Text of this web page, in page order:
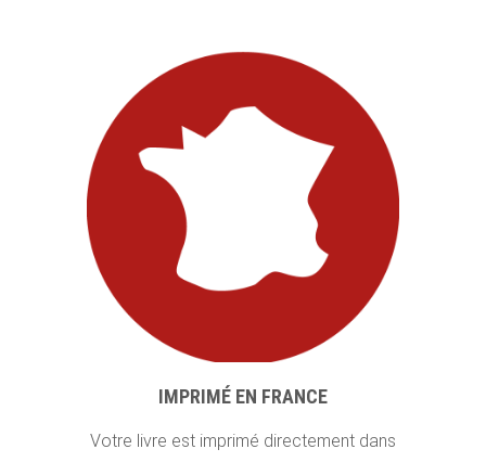
IMPRIMÉ EN FRANCE
Votre livre est imprimé directement dans